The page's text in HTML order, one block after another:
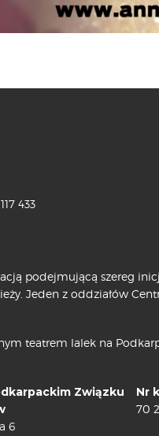
433
podejmującą szereg
Jeden z oddziałów
teatrem lalek na
Związku
6
Nr
70